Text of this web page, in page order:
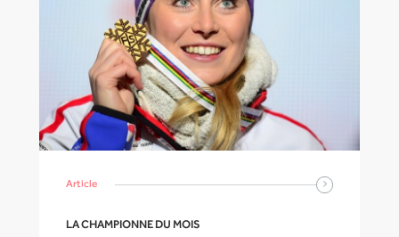
Article
LA CHAMPIONNE DU MOIS